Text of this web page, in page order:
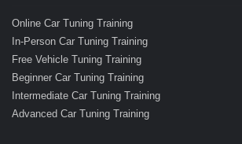
Online Car Tuning Training
In-Person Car Tuning Training
Free Vehicle Tuning Training
Beginner Car Tuning Training
Intermediate Car Tuning Training
Advanced Car Tuning Training